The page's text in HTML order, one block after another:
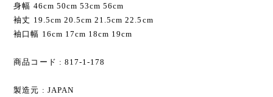
身幅 46cm 50cm 53cm 56cm
袖丈 19.5cm 20.5cm 21.5cm 22.5cm
袖口幅 16cm 17cm 18cm 19cm
商品コード : 817-1-178
製造元 : JAPAN